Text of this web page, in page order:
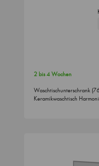
2 bis 4 Wochen
Waschtischunterschrank
Keramikwaschtisch